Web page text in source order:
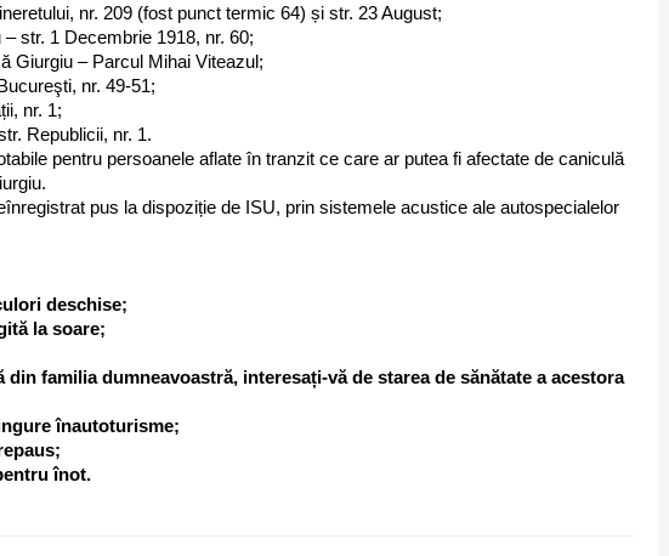
nr. 209 (fost punct termic 64) și str. 23 August;
str. 1 Decembrie 1918, nr. 60;
Giurgiu – Parcul Mihai Viteazul;
nr. 49-51;
nr. 1;
Republicii, nr. 1.
pentru persoanele aflate în tranzit ce care ar putea fi afectate de caniculă
pus la dispoziție de ISU, prin sistemele acustice ale autospecialelor
deschise;
la soare;
familia dumneavoastră, interesați-vă de starea de sănătate a acestora
înautoturisme;
înot.